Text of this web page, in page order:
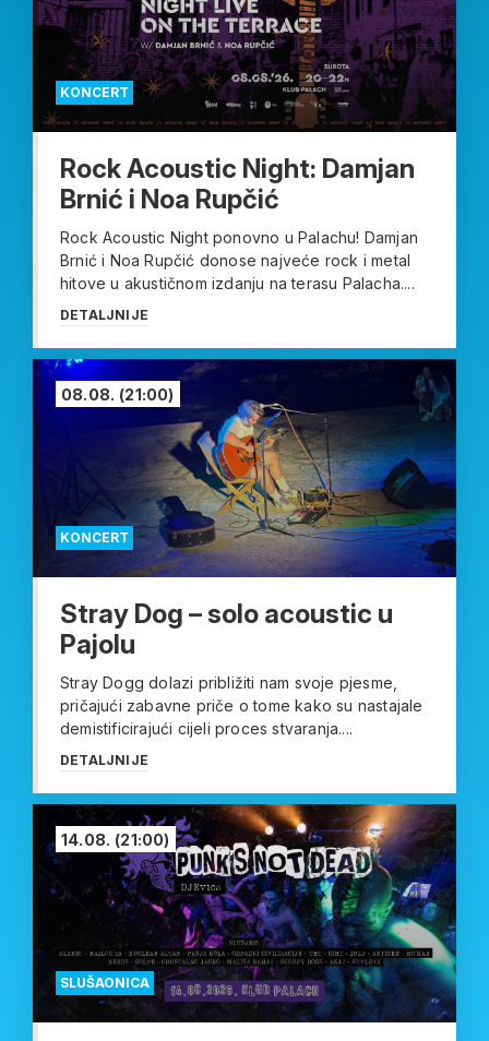
KONCERT
Rock Acoustic Night: Damjan
Brnić i Noa Rupčić
Rock Acoustic Night ponovno u Palachu! Damjan
Brnić i Noa Rupčić donose najveće rock i metal
hitove u akustičnom izdanju na terasu Palacha....
DETALJNIJE
KONCERT
08.08. (21:00)
Stray Dog – solo acoustic u
Pajolu
Stray Dogg dolazi približiti nam svoje pjesme,
pričajući zabavne priče o tome kako su nastajale
demistificirajući cijeli proces stvaranja....
DETALJNIJE
SLUŠAONICA
14.08. (21:00)